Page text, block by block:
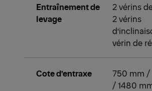
Entraînement de
levage
2 vérins
2 vérins
vérin de
Cote d’entraxe
750 mm /
/ 1480